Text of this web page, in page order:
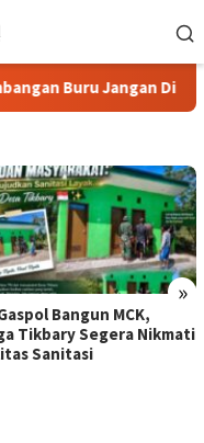
Dianaktirikan TNI
»
Bangun MCK,
Tikbary Segera Nikmati
Sanitasi